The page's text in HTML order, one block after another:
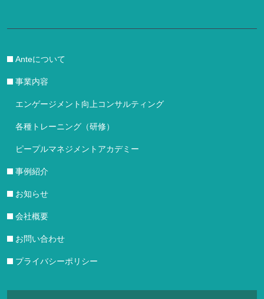
Anteについて
事業内容
エンゲージメント向上コンサルティング
各種トレーニング（研修）
ピープルマネジメントアカデミー
事例紹介
お知らせ
会社概要
お問い合わせ
プライバシーポリシー